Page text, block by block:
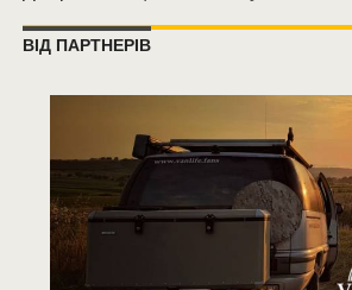
ВІД ПАРТНЕРІВ